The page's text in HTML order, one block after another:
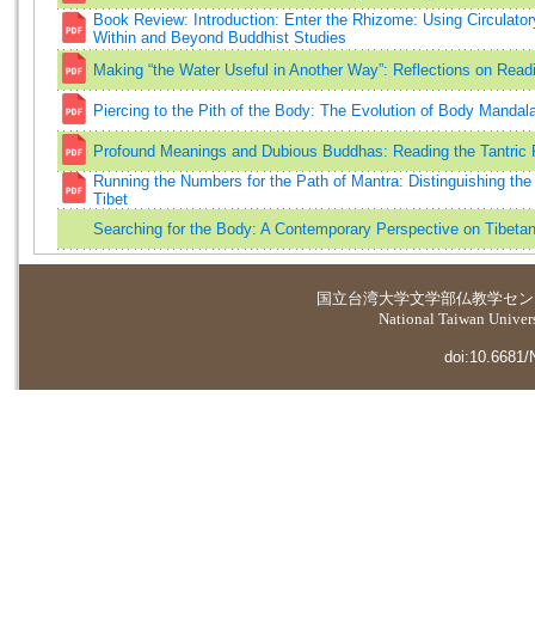
Book Review: Introduction: Enter the Rhizome: Using
Within and Beyond Buddhist Studies
Making “the Water Useful in Another Way”: Reflections on
Piercing to the Pith of the Body: The Evolution of Body
Profound Meanings and Dubious Buddhas: Reading the
Running the Numbers for the Path of Mantra: Distinguishing
Tibet
Searching for the Body: A Contemporary Perspective on
国立台湾大学文学部仏教学セ
National Taiwan
doi:10.6681/